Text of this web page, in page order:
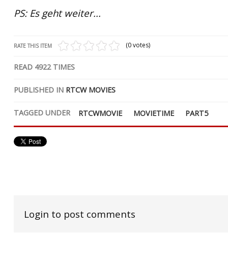
PS: Es geht weiter...
RATE THIS ITEM (0 votes)
READ 4922TIMES
PUBLISHED IN RTCW MOVIES
TAGGED UNDER RTCWMOVIE MOVIETIME PART5
Login to post comments